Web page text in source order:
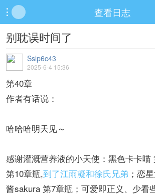
 查看日志
别耽误时间了
Sslp6c43
2025-6-4 15:36
第40章
作者有话说：
哈哈哈明天见～
感谢灌溉营养液的小天使：黑色卡卡喵
第10章瓶,到了江雨凝和徐氏兄弟 ；恋
酱sakura 第7章瓶；可爱即正义、少看